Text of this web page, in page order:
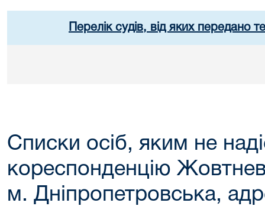
Перелік судів, від яких передано
Списки осіб, яким не
кореспонденцію
м. Дніпропетровська,